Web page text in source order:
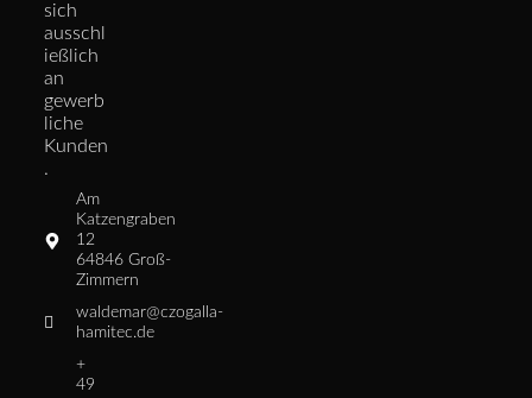
sich
ausschl
ießlich
an
gewerb
liche
Kunden
.
Am
Katzengraben
12
64846 Groß-
Zimmern
waldemar@czogalla-
hamitec.de
+
49